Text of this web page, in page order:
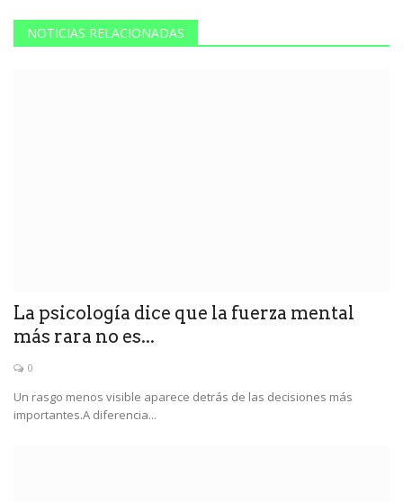
NOTICIAS RELACIONADAS
La psicología dice que la fuerza mental
más rara no es...
0
Un rasgo menos visible aparece detrás de las decisiones más
importantes.A diferencia...